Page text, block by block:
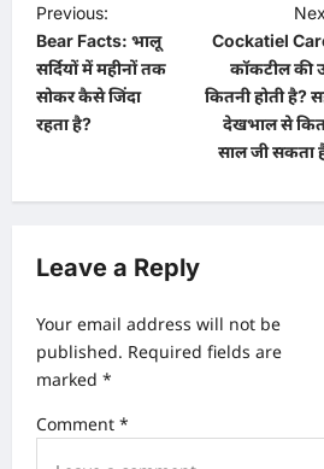
P
o
s
t
a
i
g
a
t
i
Previous:
Bear Facts: भालू
सर्दियों में महीनों तक
सोकर कैसे जिंदा
रहता है?
Cockatiel
कॉकटील की
कितनी होती है?
देखभाल से
साल जी सकता
Leave a Reply
Your email address will not be
published. Required fields are
marked *
Comment *